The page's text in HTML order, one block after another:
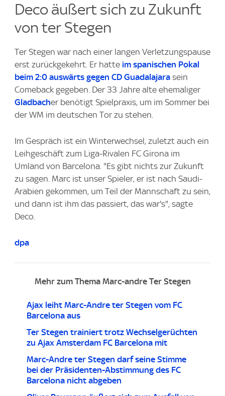
Deco äußert sich zu Zukunft
von ter Stegen
Ter Stegen war nach einer langen Verletzungspause
erst zurückgekehrt. Er hatte im spanischen Pokal
beim 2:0 auswärts gegen CD Guadalajara sein
Comeback gegeben. Der 33 Jahre alte ehemaliger
Gladbacher benötigt Spielpraxis, um im Sommer bei
der WM im deutschen Tor zu stehen.
Im Gespräch ist ein Winterwechsel, zuletzt auch ein
Leihgeschäft zum Liga-Rivalen FC Girona im
Umland von Barcelona. "Es gibt nichts zur Zukunft
zu sagen. Marc ist unser Spieler, er ist nach Saudi-
Arabien gekommen, um Teil der Mannschaft zu sein,
und dann ist ihm das passiert, das war's", sagte
Deco.
dpa
Mehr zum Thema Marc-andre Ter Stegen
Ajax leiht Marc-Andre ter Stegen vom FC
Barcelona aus
Ter Stegen trainiert trotz Wechselgerüchten
zu Ajax Amsterdam FC Barcelona mit
Marc-Andre ter Stegen darf seine Stimme
bei der Präsidenten-Abstimmung des FC
Barcelona nicht abgeben